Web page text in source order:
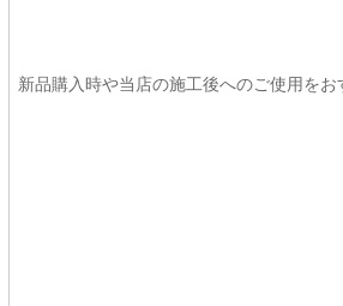
新品購入時や当店の施工後へのご使用をお